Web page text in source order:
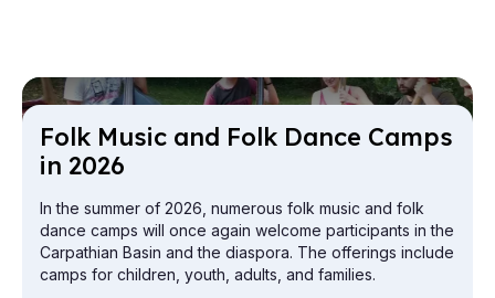
Folk Mu­sic and Folk Dance Camps
in 2026
In the summer of 2026, numerous folk music and folk
dance camps will once again welcome participants in the
Carpathian Basin and the diaspora. The offerings include
camps for children, youth, adults, and families.